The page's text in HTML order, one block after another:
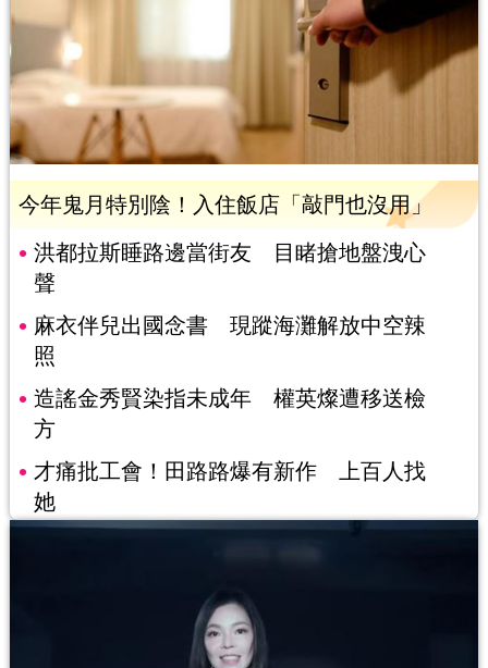
今年鬼月特別陰！入住飯店「敲門也沒用」
洪都拉斯睡路邊當街友 目睹搶地盤洩心
聲
麻衣伴兒出國念書 現蹤海灘解放中空辣
照
造謠金秀賢染指未成年 權英燦遭移送檢
方
才痛批工會！田路路爆有新作 上百人找
她